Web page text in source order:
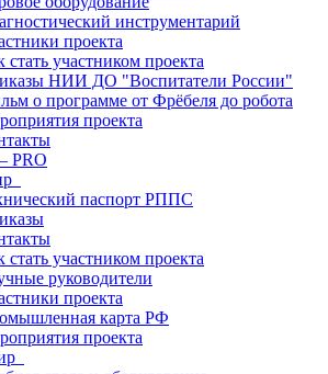
инструментарий
проекта
стать участником проекта
НИИ ДО "Воспитатели России"
о программе от Фрёбеля до робота
проекта
PRO
паспорт РППС
стать участником проекта
руководители
проекта
карта РФ
проекта